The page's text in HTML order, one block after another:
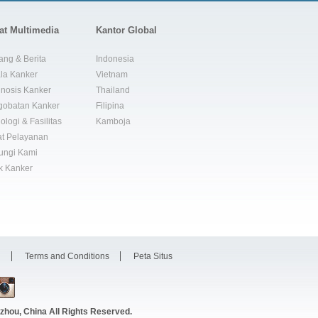
Multimedia
& Berita
Kanker
Kanker
Kanker
& Fasilitas
Pelayanan
Kami
Kanker
Kantor Global
Indonesia
Vietnam
Thailand
Filipina
Kamboja
Terms and Conditions Peta Situs
China All Rights Reserved.